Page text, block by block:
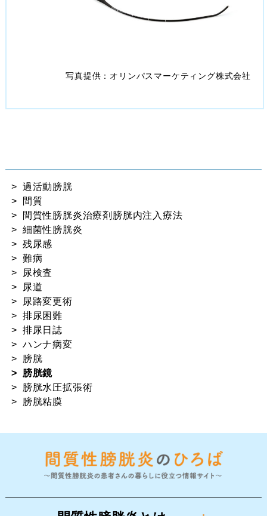
写真提供：オリンパスマーケティング株式会社
過活動膀胱
間質
間質性膀胱炎治療剤膀胱内注⼊療法
細菌性膀胱炎
残尿感
難病
尿検査
尿道
尿路変更術
排尿困難
排尿日誌
ハンナ病変
膀胱
膀胱鏡
膀胱⽔圧拡張術
膀胱粘膜